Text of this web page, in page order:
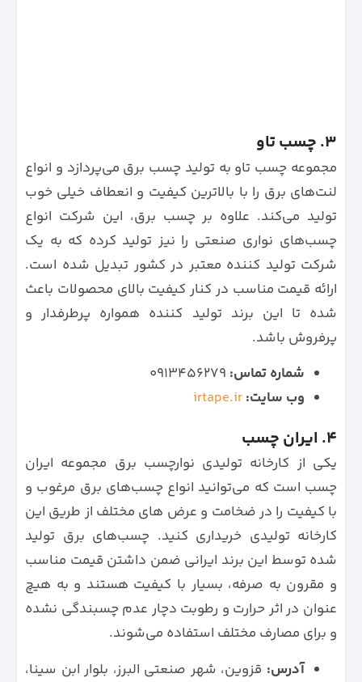
3. چسب تاو
مجموعه چسب تاو به تولید چسب برق می‌پردازد و انواع
لنت‌های برق را با بالاترین کیفیت و انعطاف خیلی خوب
تولید می‌کند. علاوه بر چسب برق، این شرکت انواع
چسب‌های نواری صنعتی را نیز تولید کرده که به یک
شرکت تولید کننده معتبر در کشور تبدیل شده است.
ارائه قیمت مناسب در کنار کیفیت بالای محصولات باعث
شده تا این برند تولید کننده همواره پرطرفدار و
پرفروش باشد.
شماره تماس:
وب سایت:irtape.ir
4. ایران چسب
یکی از کارخانه تولیدی نوارچسب برق مجموعه ایران
چسب است که می‌توانید انواع چسب‌های برق مرغوب و
با کیفیت را در ضخامت و عرض های مختلف از طریق این
کارخانه تولیدی خریداری کنید. چسب‌های برق تولید
شده توسط این برند ایرانی ضمن داشتن قیمت مناسب
و مقرون به صرفه، بسیار با کیفیت هستند و به هیچ
عنوان در اثر حرارت و رطوبت دچار عدم چسبندگی نشده
و برای مصارف مختلف استفاده می‌شوند.
آدرس: قزوین، شهر صنعتی البرز، بلوار ابن سینا،